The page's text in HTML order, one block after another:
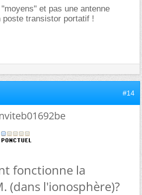
et pas une antenne
poste transistor portatif !
#14
fonctionne la
(dans l'ionosphère)?